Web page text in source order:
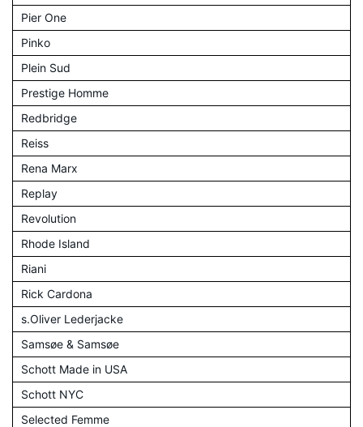
Pier One
Pinko
Plein Sud
Prestige Homme
Redbridge
Reiss
Rena Marx
Replay
Revolution
Rhode Island
Riani
Rick Cardona
s.Oliver Lederjacke
Samsøe & Samsøe
Schott Made in USA
Schott NYC
Selected Femme